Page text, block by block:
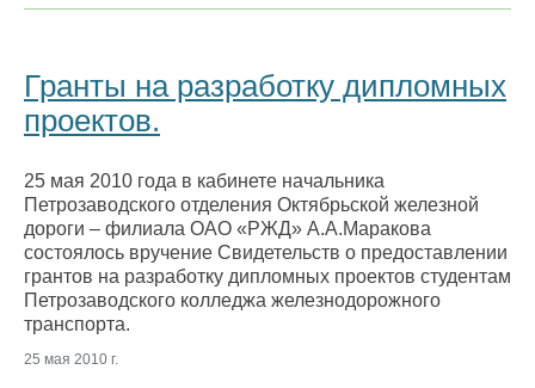
Гранты на разработку дипломных
проектов.
25 мая 2010 года в кабинете начальника
Петрозаводского отделения Октябрьской железной
дороги – филиала ОАО «РЖД» А.А.Маракова
состоялось вручение Свидетельств о предоставлении
грантов на разработку дипломных проектов студентам
Петрозаводского колледжа железнодорожного
транспорта.
25 мая 2010 г.